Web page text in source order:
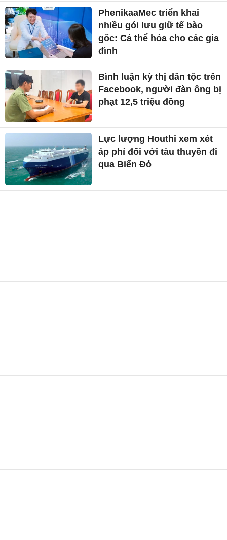
PhenikaaMec triển khai
nhiều gói lưu giữ tế bào
gốc: Cá thể hóa cho các gia
đình
Bình luận kỳ thị dân tộc trên
Facebook, người đàn ông bị
phạt 12,5 triệu đồng
Lực lượng Houthi xem xét
áp phí đối với tàu thuyền đi
qua Biển Đỏ